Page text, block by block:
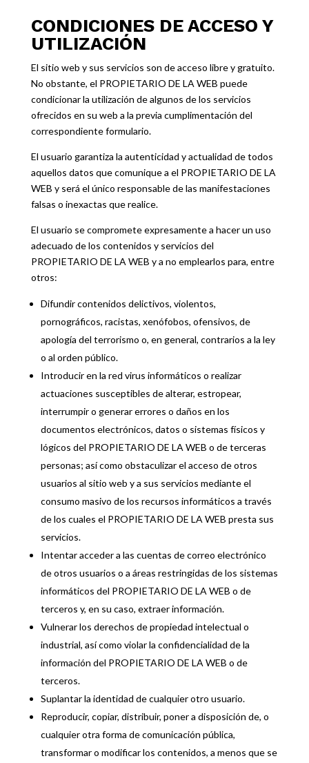
CONDICIONES DE ACCESO Y
UTILIZACIÓN
El sitio web y sus servicios son de acceso libre y gratuito.
No obstante, el PROPIETARIO DE LA WEB puede
condicionar la utilización de algunos de los servicios
ofrecidos en su web a la previa cumplimentación del
correspondiente formulario.
El usuario garantiza la autenticidad y actualidad de todos
aquellos datos que comunique a el PROPIETARIO DE LA
WEB y será el único responsable de las manifestaciones
falsas o inexactas que realice.
El usuario se compromete expresamente a hacer un uso
adecuado de los contenidos y servicios del
PROPIETARIO DE LA WEB y a no emplearlos para, entre
otros:
Difundir contenidos delictivos, violentos,
pornográficos, racistas, xenófobos, ofensivos, de
apología del terrorismo o, en general, contrarios a la ley
o al orden público.
Introducir en la red virus informáticos o realizar
actuaciones susceptibles de alterar, estropear,
interrumpir o generar errores o daños en los
documentos electrónicos, datos o sistemas físicos y
lógicos del PROPIETARIO DE LA WEB o de terceras
personas; así como obstaculizar el acceso de otros
usuarios al sitio web y a sus servicios mediante el
consumo masivo de los recursos informáticos a través
de los cuales el PROPIETARIO DE LA WEB presta sus
servicios.
Intentar acceder a las cuentas de correo electrónico
de otros usuarios o a áreas restringidas de los sistemas
informáticos del PROPIETARIO DE LA WEB o de
terceros y, en su caso, extraer información.
Vulnerar los derechos de propiedad intelectual o
industrial, así como violar la confidencialidad de la
información del PROPIETARIO DE LA WEB o de
terceros.
Suplantar la identidad de cualquier otro usuario.
Reproducir, copiar, distribuir, poner a disposición de, o
cualquier otra forma de comunicación pública,
transformar o modificar los contenidos, a menos que se